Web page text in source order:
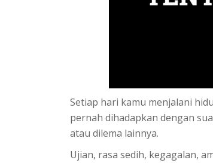
Setiap hari kamu menjalani
pernah dihadapkan dengan
atau dilema lainnya.
Ujian, rasa sedih, kegagalan,